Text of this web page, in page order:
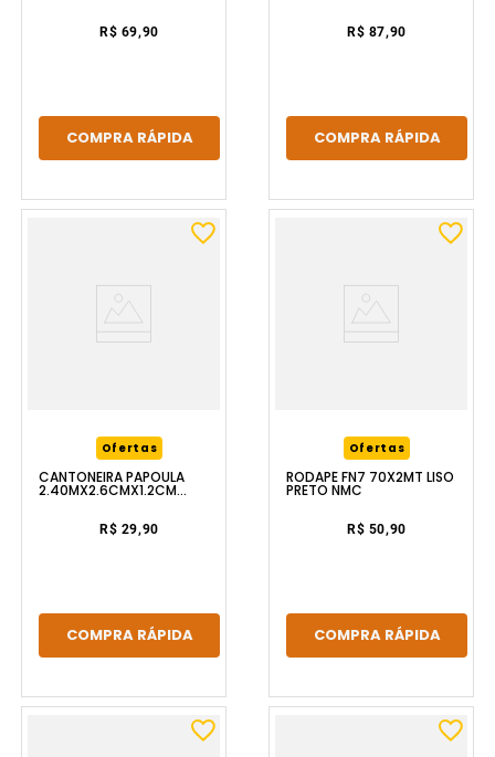
R$ 69,90
COMPRA RÁPIDA
R$ 87,90
COMPRA RÁPIDA
Ofertas
CANTONEIRA PAPOULA
2.40MX2.6CMX1.2CM
R$ 29,90
COMPRA RÁPIDA
Ofertas
RODAPÉ FN7 70X2MT LISO
PRETO NMC
R$ 50,90
COMPRA RÁPIDA